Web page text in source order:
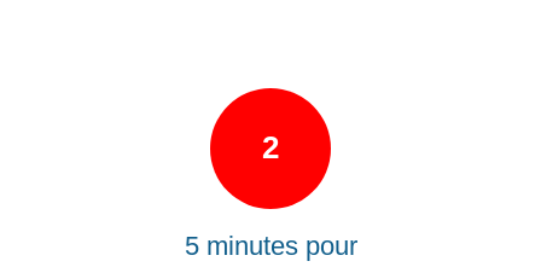
2
5 minutes pour